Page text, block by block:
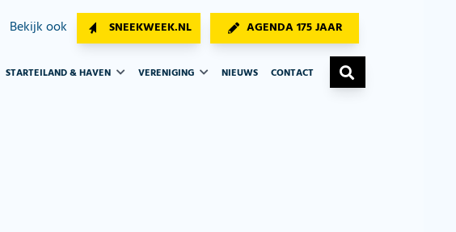
Bekijk ook SNEEKWEEK.NL AGENDA 175 JAAR
STARTEILAND & HAVEN VERENIGING NIEUWS CONTACT